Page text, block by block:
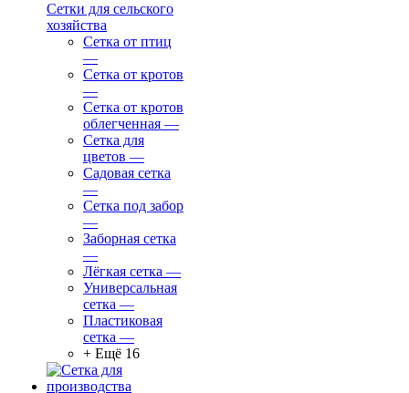
Сетки для сельского
хозяйства
Сетка от птиц
—
Сетка от кротов
—
Сетка от кротов
облегченная —
Сетка для
цветов —
Садовая сетка
—
Сетка под забор
—
Заборная сетка
—
Лёгкая сетка —
Универсальная
сетка —
Пластиковая
сетка —
+ Ещё 16